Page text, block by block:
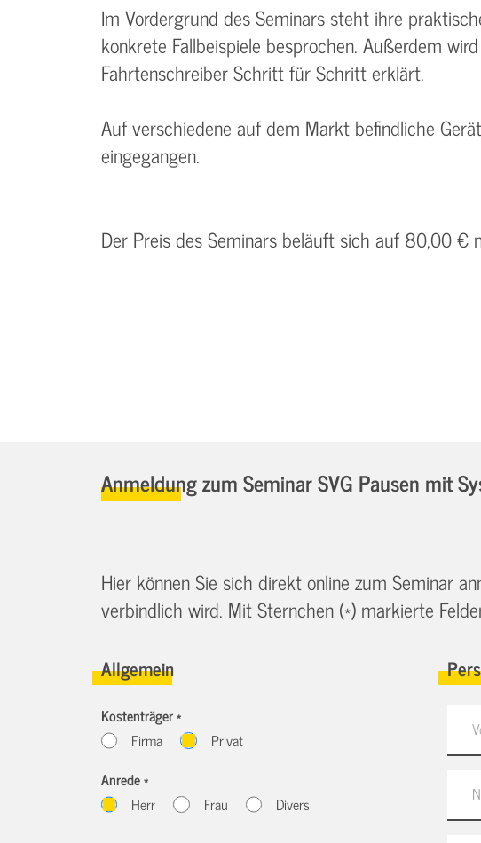
Im Vordergrund des Seminars steht ihre
konkrete Fallbeispiele besprochen. Außerdem
Fahrtenschreiber Schritt für Schritt erklärt.
Auf verschiedene auf dem Markt befindliche
eingegangen.
Der Preis des Seminars beläuft sich auf 80,00
Anmeldung zum Seminar SVG Pausen mit
Hier können Sie sich direkt online zum Seminar
verbindlich wird. Mit Sternchen (*) markierte
Allgemein
Kostenträger *
Firma
Privat
Anrede *
Herr
Frau Divers